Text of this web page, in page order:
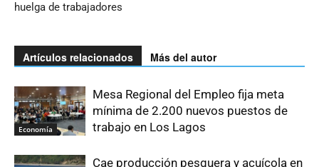
huelga de trabajadores
Artículos relacionados Más del autor
Economía
Mesa Regional del Empleo fija meta
mínima de 2.200 nuevos puestos de
trabajo en Los Lagos
Cae producción pesquera y acuícola en